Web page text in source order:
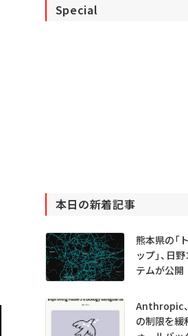
Special
本日の新着記事
熊本県の「
ップ」、日
テムが公開
Anthropic、
の制限を